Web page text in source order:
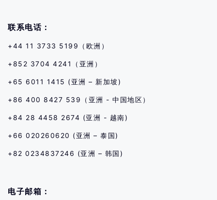
联系电话：
+44 11 3733 5199（欧洲）
+852 3704 4241（亚洲）
+65 6011 1415 (亚洲 – 新加坡)
+86 400 8427 539（亚洲 - 中国地区）
+84 28 4458 2674 (亚洲 - 越南)
+66 020260620 (亚洲 – 泰国)
+82 0234837246 (亚洲 – 韩国)
电子邮箱：